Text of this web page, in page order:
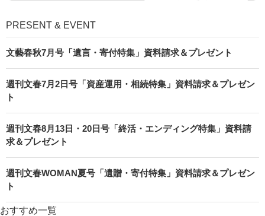
PRESENT & EVENT
文藝春秋7月号「遺言・寄付特集」資料請求＆プレゼント
週刊文春7月2日号「資産運用・相続特集」資料請求＆プレゼン
ト
週刊文春8月13日・20日号「終活・エンディング特集」資料請
求＆プレゼント
週刊文春WOMAN夏号「遺贈・寄付特集」資料請求＆プレゼン
ト
おすすめ一覧